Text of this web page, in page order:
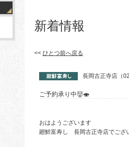
新着情報
<< ひとつ前へ戻る
長岡古正寺店（
ご予約承り中👹🍣
おはようございます
廻鮮富寿し 長岡古正寺店でご